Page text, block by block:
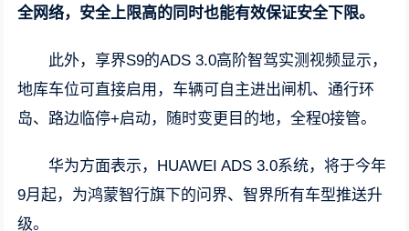
全网络，安全上限高的同时也能有效保证安全下限。
此外，享界S9的ADS 3.0高阶智驾实测视频显示，
地库车位可直接启用，车辆可自主进出闸机、通行环
岛、路边临停+启动，随时变更目的地，全程0接管。
华为方面表示，HUAWEI ADS 3.0系统，将于今年
9月起，为鸿蒙智行旗下的问界、智界所有车型推送升
级。